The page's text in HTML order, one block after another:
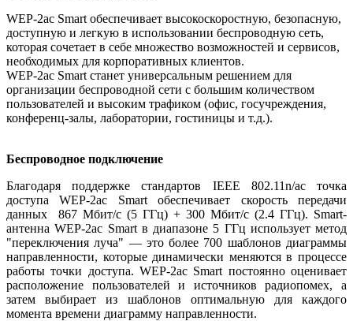
WEP-2ac Smart обеспечивает высокоскоростную, безопасную,
доступную и легкую в использовании беспроводную сеть,
которая сочетает в себе множество возможностей и сервисов,
необходимых для корпоративных клиентов.
WEP-2ac Smart станет универсальным решением для
организации беспроводной сети с большим количеством
пользователей и высоким трафиком (офис, госучреждения,
конференц-залы, лаборатории, гостиницы и т.д.).
Беспроводное подключение
Благодаря поддержке стандартов IEEE 802.11n/ac точка
доступа WEP-2ac Smart обеспечивает скорость передачи
данных 867 Мбит/c (5 ГГц) + 300 Мбит/с (2.4 ГГц). Smart-
антенна WEP-2ac Smart в диапазоне 5 ГГц использует метод
"переключения луча" — это более 700 шаблонов диаграммы
направленности, которые динамически меняются в процессе
работы точки доступа. WEP-2ac Smart постоянно оценивает
расположение пользователей и источников радиопомех, а
затем выбирает из шаблонов оптимальную для каждого
момента времени диаграмму направленности.